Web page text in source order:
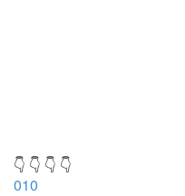
👇 👇 👇 👇
010